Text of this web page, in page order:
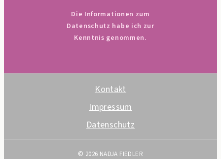
Die Informationen zum
Datenschutz habe ich zur
Kenntnis genommen.
Kontakt
Impressum
Datenschutz
© 2026 NADJA FIEDLER